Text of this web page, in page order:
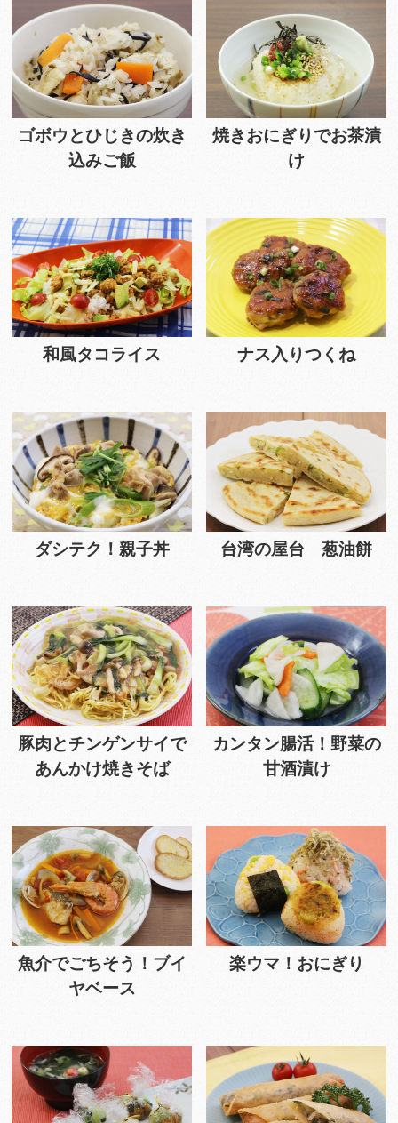
ゴボウとひじきの炊き
込みご飯
焼きおにぎりでお茶漬
け
和風タコライス ナス入りつくね
ダシテク！親子丼 台湾の屋台 葱油餅
豚肉とチンゲンサイで
あんかけ焼きそば
カンタン腸活！野菜の
甘酒漬け
魚介でごちそう！ブイ
ヤベース
楽ウマ！おにぎり